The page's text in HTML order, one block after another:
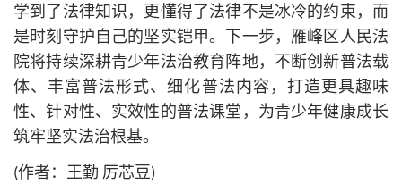
学到了法律知识，更懂得了法律不是冰冷的约束，而
是时刻守护自己的坚实铠甲。下一步，雁峰区人民法
院将持续深耕青少年法治教育阵地，不断创新普法载
体、丰富普法形式、细化普法内容，打造更具趣味
性、针对性、实效性的普法课堂，为青少年健康成长
筑牢坚实法治根基。
(作者：王勤 厉芯豆)